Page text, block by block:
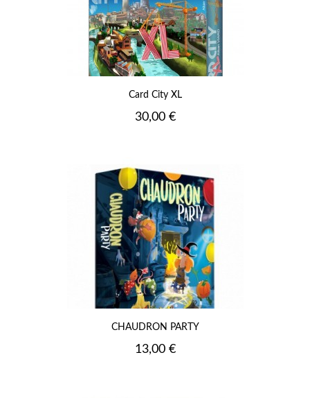
Card City XL
Prix
30,00 €
CHAUDRON PARTY
Prix
13,00 €